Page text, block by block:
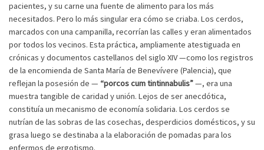
pacientes, y su carne una fuente de alimento para los más
necesitados. Pero lo más singular era cómo se criaba. Los cerdos,
marcados con una campanilla, recorrían las calles y eran alimentados
por todos los vecinos. Esta práctica, ampliamente atestiguada en
crónicas y documentos castellanos del siglo XIV —como los registros
de la encomienda de Santa María de Benevívere (Palencia), que
reflejan la posesión de — “porcos cum tintinnabulis”—, era una
muestra tangible de caridad y unión. Lejos de ser anecdótica,
constituía un mecanismo de economía solidaria. Los cerdos se
nutrían de las sobras de las cosechas, desperdicios domésticos, y su
grasa luego se destinaba a la elaboración de pomadas para los
enfermos de ergotismo.